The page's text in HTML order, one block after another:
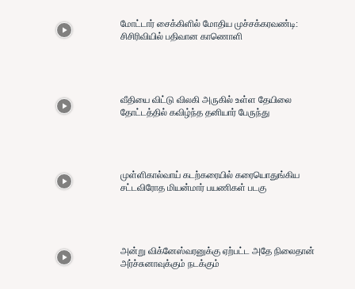
மோட்டார் சைக்கிளில் மோதிய முச்சக்கரவண்டி:
சிசிரிவியில் பதிவான காணொளி
வீதியை விட்டு விலகி அருகில் உள்ள தேயிலை
தோட்டத்தில் கவிழ்ந்த தனியார் பேருந்து
முள்ளிகால்வாய் கடற்கரையில் கரையொதுங்கிய
சட்டவிரோத மியன்மார் பயணிகள் படகு
அன்று விக்னேஸ்வரனுக்கு ஏற்பட்ட அதே நிலைதான்
அர்ச்சுனாவுக்கும் நடக்கும்